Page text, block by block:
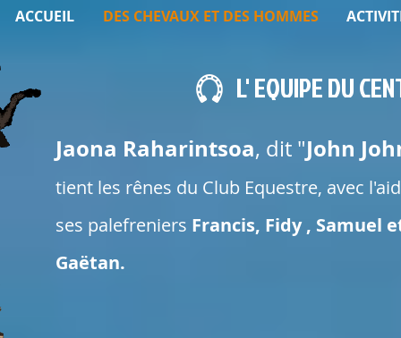
ACCUEIL DES CHEVAUX ET DES HOMMES
Jaona Raharintsoa, dit "John
tient les rênes du Club Equestre, avec
ses palefreniers Francis, Fidy , Samuel
Gaëtan.
L' EQUIPE DU